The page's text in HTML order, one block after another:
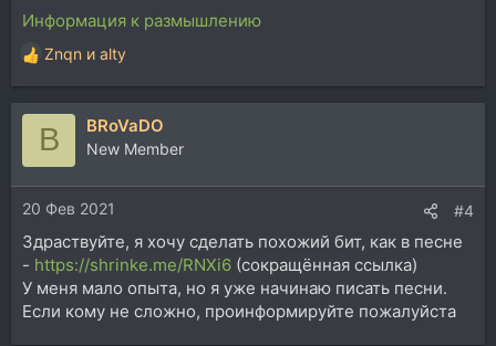
Информация к размышлению
Р
е
а
и
и
:
Znqn и alty
B BRoVaDO
New Member
20 Фев 2021 #4
Здраствуйте, я хочу сделать похожий бит, как в песне
- https://shrinke.me/RNXi6 (сокращённая ссылка)
У меня мало опыта, но я уже начинаю писать песни.
Если кому не сложно, проинформируйте пожалуйста